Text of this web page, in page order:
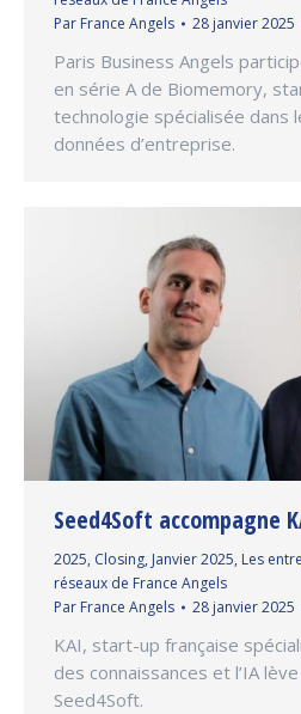
Par France Angels 28 janvier 2025
Paris Business Angels
en série A de Biomemory,
technologie spécialisée dans
données d’entreprise.
Seed4Soft accompagne
2025, Closing, Janvier 2025, Les
réseaux de France Angels
Par France Angels 28 janvier 2025
KAI, start-up française
des connaissances et l’IA
Seed4Soft.